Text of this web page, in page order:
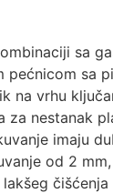
sa
sa
na vrhu
za nestanak
imaju
od 2